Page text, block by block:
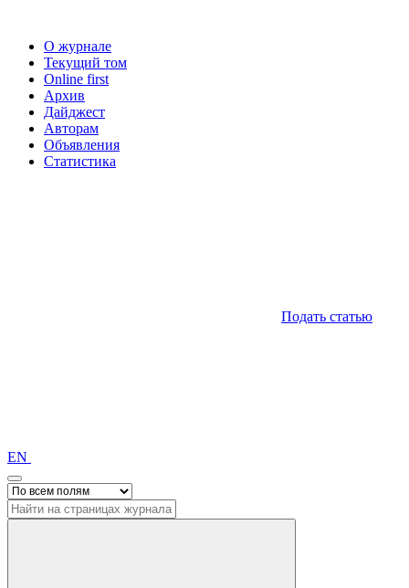
О журнале
Текущий том
Online first
Архив
Дайджест
Авторам
Объявления
Статистика
Подать статью
EN